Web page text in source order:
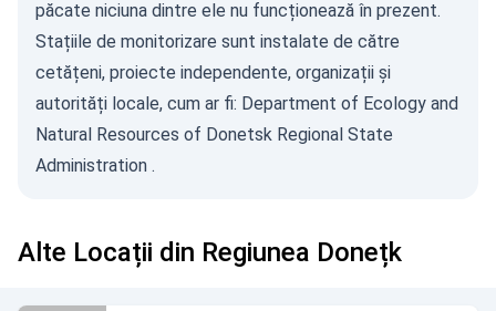
păcate niciuna dintre ele nu funcționează în prezent.
Stațiile de monitorizare sunt instalate de către
cetățeni, proiecte independente, organizații și
autorități locale, cum ar fi: Department of Ecology and
Natural Resources of Donetsk Regional State
Administration .
Alte Locații din Regiunea Donețk